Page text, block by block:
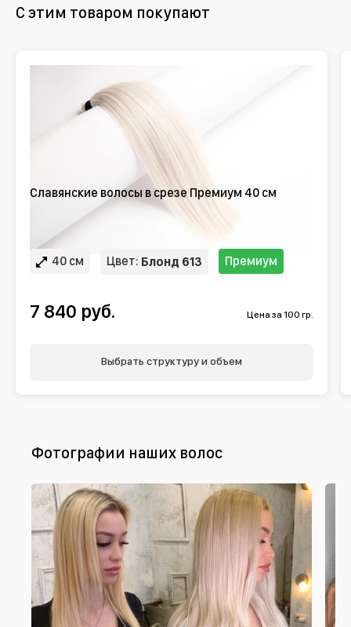
С этим товаром покупают
Славянские волосы в срезе Премиум 40 см
40 см Цвет: Блонд 613 Премиум
7 840 руб. Цена за 100 гр.
Выбрать структуру и объем
Фотографии наших волос